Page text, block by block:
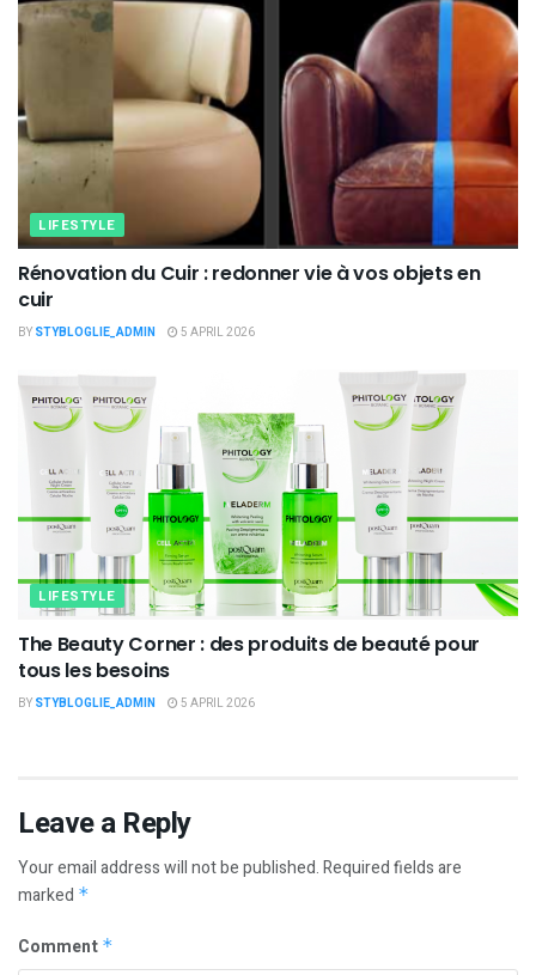
LIFESTYLE
Rénovation du Cuir : redonner vie à vos objets en
cuir
BY STYBLOGLIE_ADMIN 5 APRIL 2026
LIFESTYLE
The Beauty Corner : des produits de beauté pour
tous les besoins
BY STYBLOGLIE_ADMIN 5 APRIL 2026
Leave a Reply
Your email address will not be published.Required fields are
marked *
Comment *